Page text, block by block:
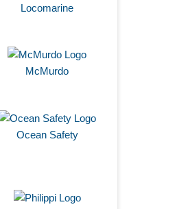
Locomarine
McMurdo
Ocean Safety